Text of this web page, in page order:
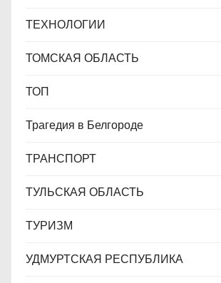
ТЕХНОЛОГИИ
ТОМСКАЯ ОБЛАСТЬ
ТОП
Трагедия в Белгороде
ТРАНСПОРТ
ТУЛЬСКАЯ ОБЛАСТЬ
ТУРИЗМ
УДМУРТСКАЯ РЕСПУБЛИКА